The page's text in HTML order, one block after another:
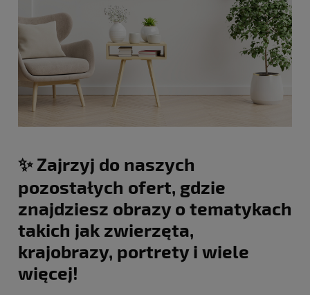
✨ Zajrzyj do naszych
pozostałych ofert, gdzie
znajdziesz obrazy o tematykach
takich jak zwierzęta,
krajobrazy, portrety i wiele
więcej!